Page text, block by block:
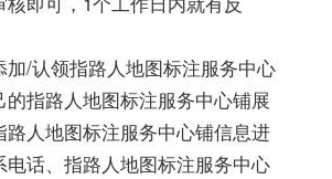
加/认领指路人地图标注服务中心
指路人地图标注服务中心铺展
人地图标注服务中心铺信息进
话、指路人地图标注服务中心